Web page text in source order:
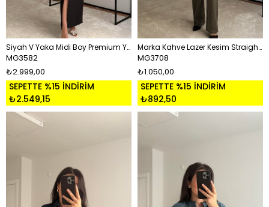
Siyah V Yaka Midi Boy Premium Yırtmaçlı Elbise
MG3582
₺2.999,00
SEPETTE %15 İNDİRİM
₺2.549,15
Marka Kahve Lazer Kesim Straight Jean
MG3708
₺1.050,00
SEPETTE %15 İNDİRİM
₺892,50